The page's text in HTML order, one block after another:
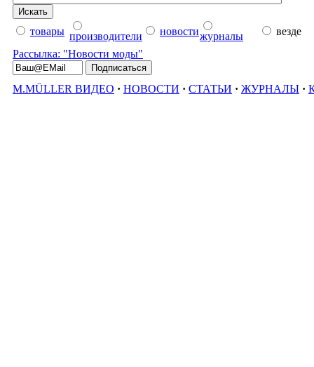
товары производители новостижурналы
везде
Рассылка: "Новости моды"
M.MÜLLER ВИДЕО · НОВОСТИ · СТАТЬИ · ЖУРНАЛЫ ·